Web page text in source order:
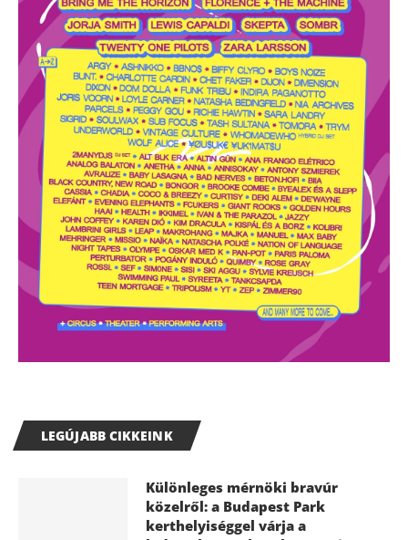
LEGÚJABB CIKKEINK
Különleges mérnöki bravúr
közelről: a Budapest Park
kerthelyiséggel várja a